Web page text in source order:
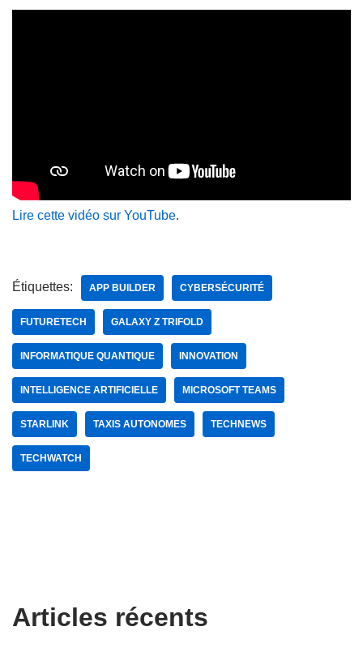
Lire cette vidéo sur YouTube.
Étiquettes: APP BUILDER CYBERSÉCURITÉ
FUTURETECH GALAXY Z TRIFOLD
INFORMATIQUE QUANTIQUE INNOVATION
INTELLIGENCE ARTIFICIELLE MICROSOFT TEAMS
STARLINK TAXIS AUTONOMES TECHNEWS
TECHWATCH
Articles récents